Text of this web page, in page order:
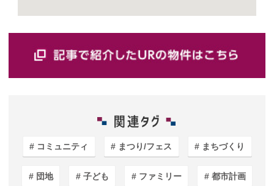
コミュニティ まつり/フェス まちづくり
団地 子ども ファミリー 都市計画